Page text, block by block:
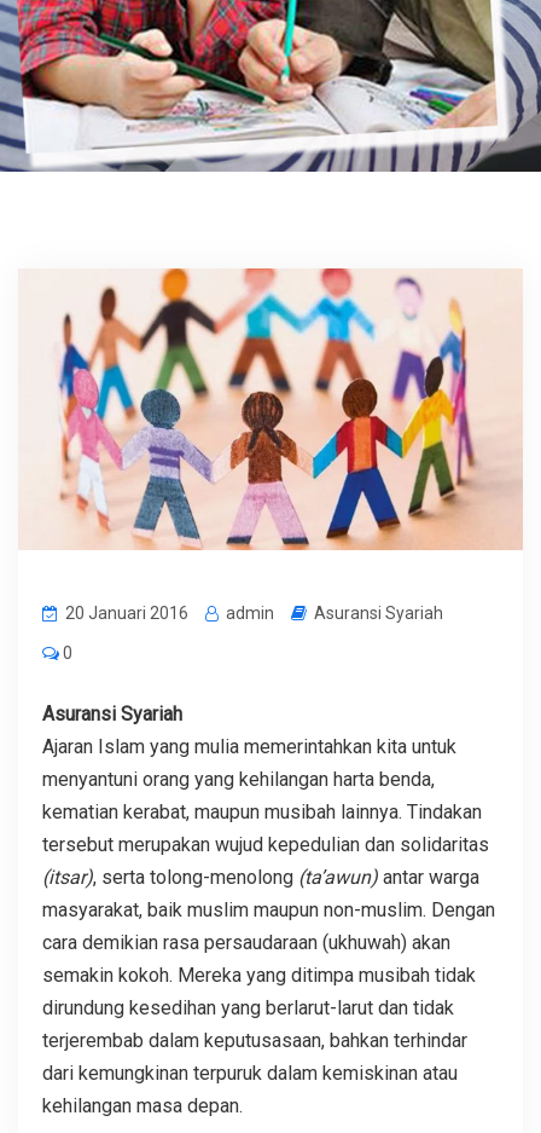
20 Januari 2016 admin Asuransi Syariah
0
Asuransi Syariah
Ajaran Islam yang mulia memerintahkan kita untuk
menyantuni orang yang kehilangan harta benda,
kematian kerabat, maupun musibah lainnya. Tindakan
tersebut merupakan wujud kepedulian dan solidaritas
(itsar), serta tolong-menolong (ta’awun) antar warga
masyarakat, baik muslim maupun non-muslim. Dengan
cara demikian rasa persaudaraan (ukhuwah) akan
semakin kokoh. Mereka yang ditimpa musibah tidak
dirundung kesedihan yang berlarut-larut dan tidak
terjerembab dalam keputusasaan, bahkan terhindar
dari kemungkinan terpuruk dalam kemiskinan atau
kehilangan masa depan.